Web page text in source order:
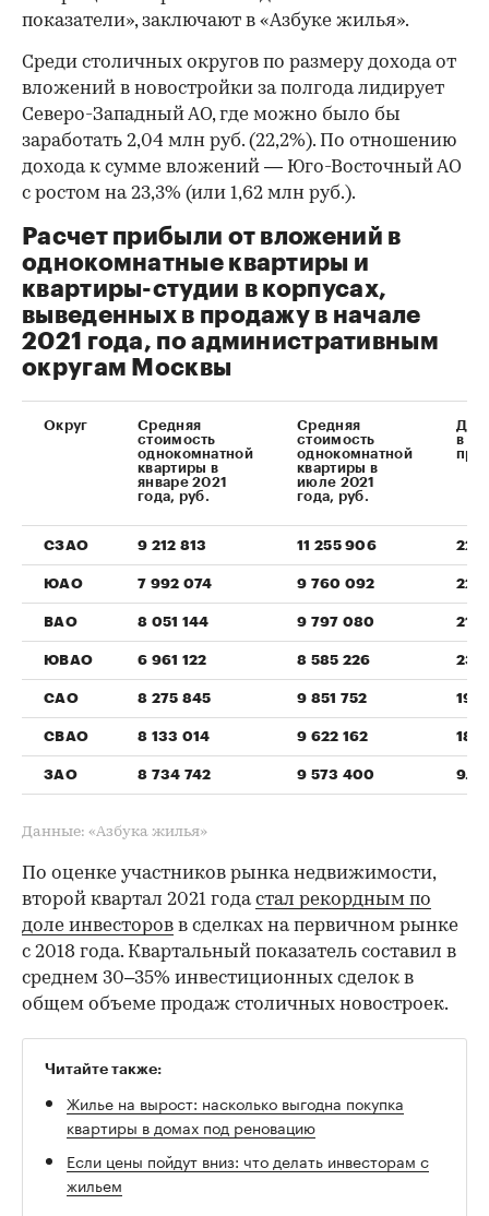
показатели», заключают в «Азбуке жилья».
Среди столичных округов по размеру дохода от
вложений в новостройки за полгода лидирует
Северо-Западный АО, где можно было бы
заработать 2,04 млн руб. (22,2%). По отношению
дохода к сумме вложений — Юго-Восточный АО
с ростом на 23,3% (или 1,62 млн руб.).
Расчет прибыли от вложений в
однокомнатные квартиры и
квартиры-студии в корпусах,
выведенных в продажу в начале
2021 года, по административным
округам Москвы
Округ
Средняя
стоимость
однокомнатной
квартиры в
январе 2021
года, руб.
Средняя
стоимость
однокомнатной
квартиры в
июле 2021
года, руб.
в
СЗАО 9 212 813 11 255 906
ЮАО 7 992 074 9 760 092
ВАО 8 051 144 9 797 080
ЮВАО 6 961 122 8 585 226
САО 8 275 845 9 851 752
СВАО 8 133 014 9 622 162
ЗАО 8 734 742 9 573 400
Данные: «Азбука жилья»
По оценке участников рынка недвижимости,
второй квартал 2021 годастал рекордным по
доле инвесторов в сделках на первичном рынке
с 2018 года. Квартальный показатель составил в
среднем 30–35% инвестиционных сделок в
общем объеме продаж столичных новостроек.
Читайте также:
Жилье на вырост: насколько выгодна покупка
квартиры в домах под реновацию
Если цены пойдут вниз: что делать инвесторам с
жильем